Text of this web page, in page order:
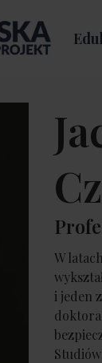
W
i jeden
doktora